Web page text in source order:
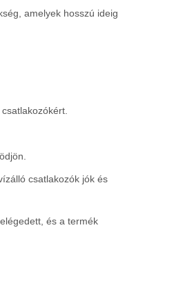
amelyek hosszú ideig
csatlakozók jók és
és a termék